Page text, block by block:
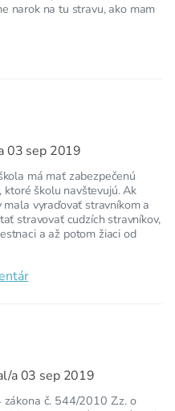
narok na tu stravu, ako mam
03 sep 2019
má mať zabezpečenú
ktoré školu navštevujú. Ak
vyraďovať stravníkom a
stravovať cudzích stravníkov,
a až potom žiaci od
a03 sep 2019
č. 544/2010 Z.z. o